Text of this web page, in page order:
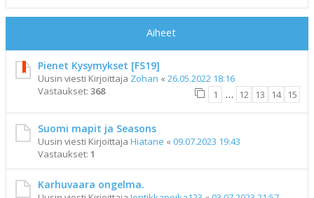
Aiheet
Pienet Kysymykset [FS19]
Uusin viesti Kirjoittaja Zohan « 26.05.2022 18:16
Vastaukset: 368 1 … 12 13 14 15
Suomi mapit ja Seasons
Uusin viesti Kirjoittaja Hiatane « 09.07.2023 19:43
Vastaukset: 1
Karhuvaara ongelma.